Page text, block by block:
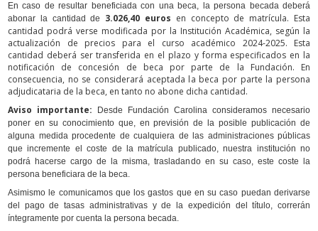
En caso de resultar beneficiada con una beca, la persona becada deberá
abonar la cantidad de
3.026,40 euros en concepto de matrícula. Esta
cantidad podrá verse modificada por la Institución Académica, según la
actualización de precios para el curso académico 2024-2025. Esta
cantidad deberá ser transferida en el plazo y forma especificados en la
notificación de concesión de beca por parte de la Fundación. En
consecuencia, no se considerará aceptada la beca por parte la persona
adjudicataria de la beca, en tanto no abone dicha cantidad.
Aviso importante: Desde Fundación Carolina consideramos necesario
poner en su conocimiento que, en previsión de la posible publicación de
alguna medida procedente de cualquiera de las administraciones públicas
que incremente el coste de la matrícula publicado, nuestra institución no
podrá hacerse cargo de la misma, trasladando en su caso, este coste la
persona beneficiara de la beca.
Asimismo le comunicamos que los gastos que en su caso puedan derivarse
del pago de tasas administrativas y de la expedición del título, correrán
íntegramente por cuenta la persona becada.